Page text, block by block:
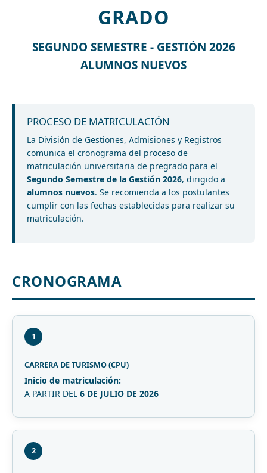
GRADO
SEGUNDO SEMESTRE - GESTIÓN 2026
ALUMNOS NUEVOS
PROCESO DE MATRICULACIÓN
La División de Gestiones, Admisiones y Registros
comunica el cronograma del proceso de
matriculación universitaria de pregrado para el
Segundo Semestre de la Gestión 2026, dirigido a
alumnos nuevos. Se recomienda a los postulantes
cumplir con las fechas establecidas para realizar su
matriculación.
CRONOGRAMA
1
CARRERA DE TURISMO (CPU)
Inicio de matriculación:
A PARTIR DEL 6 DE JULIO DE 2026
2